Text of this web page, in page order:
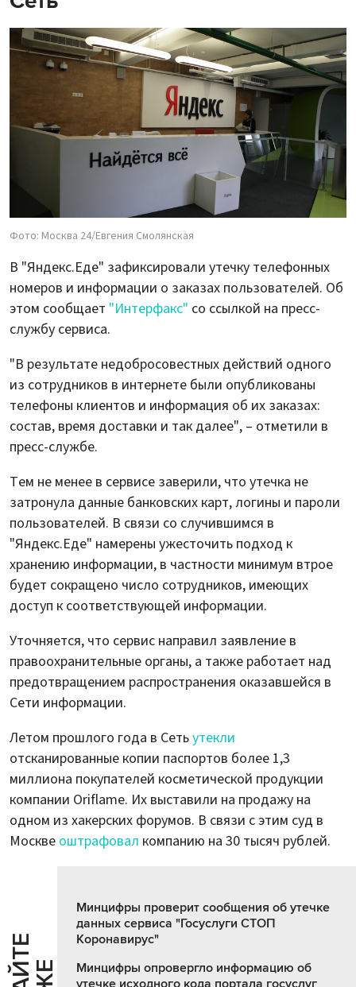
Фото: Москва 24/Евгения Смолянская
В "Яндекс.Еде" зафиксировали утечку телефонных
номеров и информации о заказах пользователей. Об
этом сообщает "Интерфакс" со ссылкой на пресс-
службу сервиса.
"В результате недобросовестных действий одного
из сотрудников в интернете были опубликованы
телефоны клиентов и информация об их заказах:
состав, время доставки и так далее", – отметили в
пресс-службе.
Тем не менее в сервисе заверили, что утечка не
затронула данные банковских карт, логины и пароли
пользователей. В связи со случившимся в
"Яндекс.Еде" намерены ужесточить подход к
хранению информации, в частности минимум втрое
будет сокращено число сотрудников, имеющих
доступ к соответствующей информации.
Уточняется, что сервис направил заявление в
правоохранительные органы, а также работает над
предотвращением распространения оказавшейся в
Сети информации.
Летом прошлого года в Сетьутекли
отсканированные копии паспортов более 1,3
миллиона покупателей косметической продукции
компании Oriflame. Их выставили на продажу на
одном из хакерских форумов. В связи с этим суд в
Москве оштрафовал компанию на 30 тысяч рублей.
Минцифры проверит сообщения об утечке
данных сервиса "Госуслуги СТОП
Коронавирус"
Минцифры опровергло информацию об
утечке исходного кода портала госуслуг